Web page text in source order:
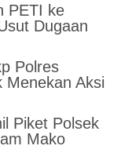
PETI ke
Dugaan
Polres
Menekan Aksi
Piket Polsek
Mako